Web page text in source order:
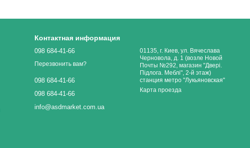
Контактная информация
098 684-41-66
Перезвонить вам?
098 684-41-66
098 684-41-66
info@asdmarket.com.ua
01135, г. Киев, ул. Вячеслава
Черновола, д. 1 (возле Новой
Почты №292, магазин "Двері.
Підлога. Меблі", 2-й этаж)
станция метро "Лукьяновская"
Карта проезда